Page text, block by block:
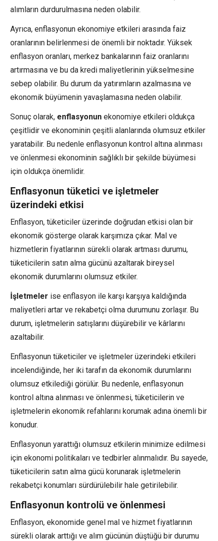
alımların durdurulmasına neden olabilir.
Ayrıca, enflasyonun ekonomiye etkileri arasında faiz
oranlarının belirlenmesi de önemli bir noktadır. Yüksek
enflasyon oranları, merkez bankalarının faiz oranlarını
artırmasına ve bu da kredi maliyetlerinin yükselmesine
sebep olabilir. Bu durum da yatırımların azalmasına ve
ekonomik büyümenin yavaşlamasına neden olabilir.
Sonuç olarak, enflasyonun ekonomiye etkileri oldukça
çeşitlidir ve ekonominin çeşitli alanlarında olumsuz etkiler
yaratabilir. Bu nedenle enflasyonun kontrol altına alınması
ve önlenmesi ekonominin sağlıklı bir şekilde büyümesi
için oldukça önemlidir.
Enflasyonun tüketici ve işletmeler
üzerindeki etkisi
Enflasyon, tüketiciler üzerinde doğrudan etkisi olan bir
ekonomik gösterge olarak karşımıza çıkar. Mal ve
hizmetlerin fiyatlarının sürekli olarak artması durumu,
tüketicilerin satın alma gücünü azaltarak bireysel
ekonomik durumlarını olumsuz etkiler.
İşletmeler ise enflasyon ile karşı karşıya kaldığında
maliyetleri artar ve rekabetçi olma durumunu zorlaşır. Bu
durum, işletmelerin satışlarını düşürebilir ve kârlarını
azaltabilir.
Enflasyonun tüketiciler ve işletmeler üzerindeki etkileri
incelendiğinde, her iki tarafın da ekonomik durumlarını
olumsuz etkilediği görülür. Bu nedenle, enflasyonun
kontrol altına alınması ve önlenmesi, tüketicilerin ve
işletmelerin ekonomik refahlarını korumak adına önemli bir
konudur.
Enflasyonun yarattığı olumsuz etkilerin minimize edilmesi
için ekonomi politikaları ve tedbirler alınmalıdır. Bu sayede,
tüketicilerin satın alma gücü korunarak işletmelerin
rekabetçi konumları sürdürülebilir hale getirilebilir.
Enflasyonun kontrolü ve önlenmesi
Enflasyon, ekonomide genel mal ve hizmet fiyatlarının
sürekli olarak arttığı ve alım gücünün düştüğü bir durumu